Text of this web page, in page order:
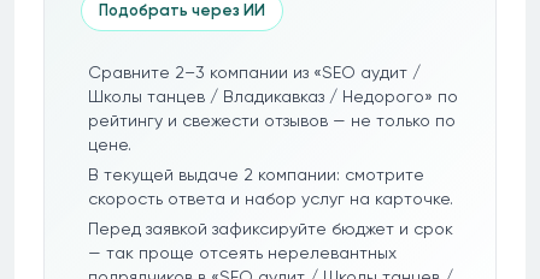
Подобрать через ИИ
Сравните 2–3 компании из «SEO аудит /
Школы танцев / Владикавказ / Недорого» по
рейтингу и свежести отзывов — не только по
цене.
В текущей выдаче 2 компании: смотрите
скорость ответа и набор услуг на карточке.
Перед заявкой зафиксируйте бюджет и срок
— так проще отсеять нерелевантных